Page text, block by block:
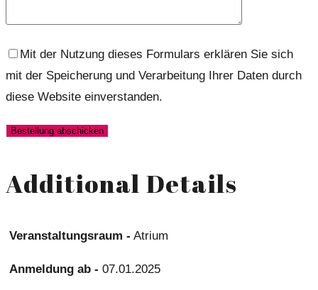
Mit der Nutzung dieses Formulars erklären Sie sich
mit der Speicherung und Verarbeitung Ihrer Daten durch
diese Website einverstanden.
Additional Details
Veranstaltungsraum - Atrium
Anmeldung ab - 07.01.2025